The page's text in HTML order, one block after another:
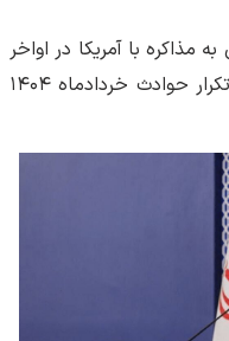
مذاکره با آمریکا در اواخر
سال گذشته از ابتدا با فرض احتمال تکرار حوادث خردادماه ۱۴۰۴